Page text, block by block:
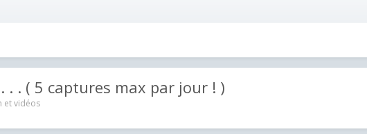
. . ( 5 captures max par jour ! )
et vidéos